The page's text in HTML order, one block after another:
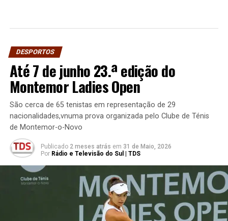
DESPORTOS
Até 7 de junho 23.ª edição do
Montemor Ladies Open
São cerca de 65 tenistas em representação de 29
nacionalidades,vnuma prova organizada pelo Clube de Ténis
de Montemor-o-Novo
Publicado 2 meses atrás em 31 de Maio, 2026
Por Rádio e Televisão do Sul | TDS